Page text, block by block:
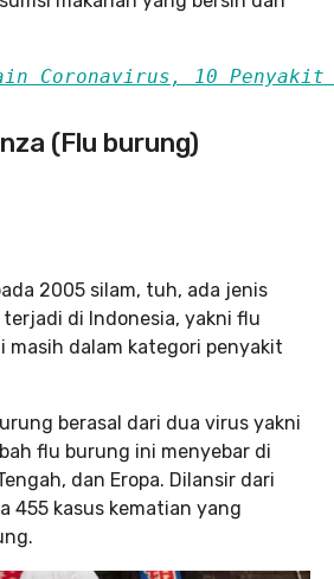
Coronavirus, 10
(Flu burung)
2005 silam, tuh, ada jenis
di Indonesia, yakni flu
masih dalam kategori penyakit
berasal dari dua virus yakni
flu burung ini menyebar di
dan Eropa. Dilansir dari
455 kasus kematian yang